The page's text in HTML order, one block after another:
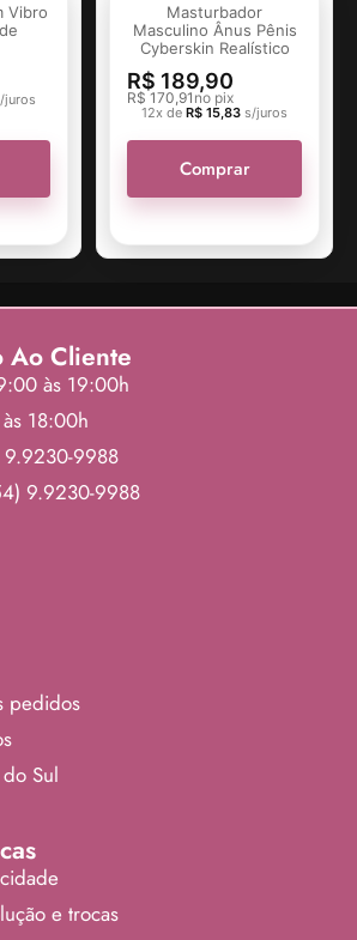
Vibro
Masturbador
Masculino Ânus Pênis
Cyberskin Realístico
R$ 189,90
R$ 170,91 no pix
12x de R$ 15,83 s/juros
Comprar
Ao Cliente
às 19:00h
18:00h
9988
9.9230-9988
pedidos
Sul
e trocas